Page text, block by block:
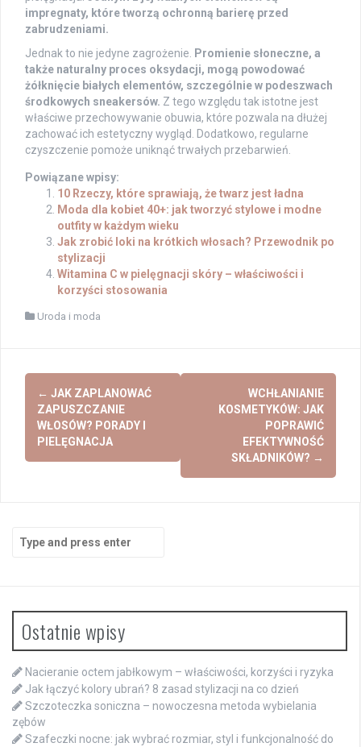
impregnaty, które tworzą ochronną barierę przed
zabrudzeniami.
Jednak to nie jedyne zagrożenie.
Promienie słoneczne, a
także naturalny proces oksydacji, mogą powodować
żółknięcie białych elementów, szczególnie w podeszwach
środkowych sneakersów. Z tego względu tak istotne jest
właściwe przechowywanie obuwia, które pozwala na dłużej
zachować ich estetyczny wygląd. Dodatkowo, regularne
czyszczenie pomoże uniknąć trwałych przebarwień.
Powiązane wpisy:
10 Rzeczy, które sprawiają, że twarz jest ładna
Moda dla kobiet 40+: jak tworzyć stylowe i modne
outfity w każdym wieku
Jak zrobić loki na krótkich włosach? Przewodnik po
stylizacji
Witamina C w pielęgnacji skóry – właściwości i
korzyści stosowania
Uroda i moda
Post
navigation
← JAK ZAPLANOWAĆ
ZAPUSZCZANIE
WŁOSÓW? PORADY I
PIELĘGNACJA
WCHŁANIANIE
KOSMETYKÓW: JAK
POPRAWIĆ
EFEKTYWNOŚĆ
SKŁADNIKÓW? →
for:
Ostatnie wpisy
Nacieranie octem jabłkowym – właściwości, korzyści i ryzyka
Jak łączyć kolory ubrań? 8 zasad stylizacji na co dzień
Szczoteczka soniczna – nowoczesna metoda wybielania
zębów
Szafeczki nocne: jak wybrać rozmiar, styl i funkcjonalność do